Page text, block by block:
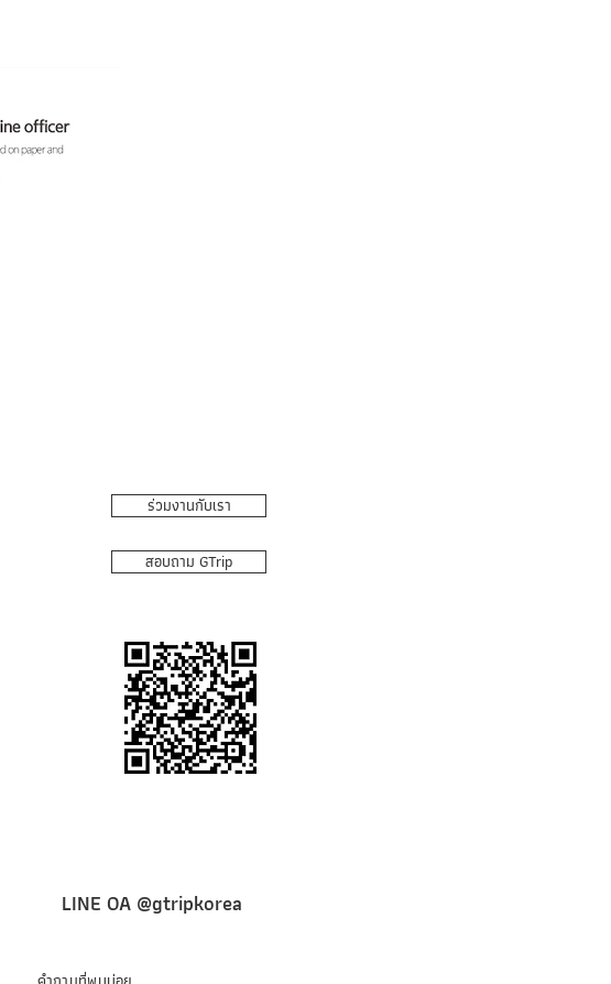
ร่วมงานกับเรา
สอบถาม GTrip
LINE OA @gtripkorea